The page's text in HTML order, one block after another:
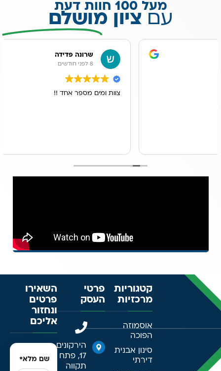
מעל 100 חוות דעת
עםציון מושלם
שרונה פדידה
צוות ומים מספר אחד !!
קטגוריות
מרכזיות
אוסמוזה
הפוכה
סינון אבנית
דירתי
פרטי
העסק
הירקונים
17, פתח
תקווה
השאירו
פרטים
ונחזור
אליכם
שם מלא*